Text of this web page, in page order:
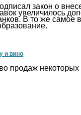
закон о
увеличилось
В то же самое
и вино
продаж